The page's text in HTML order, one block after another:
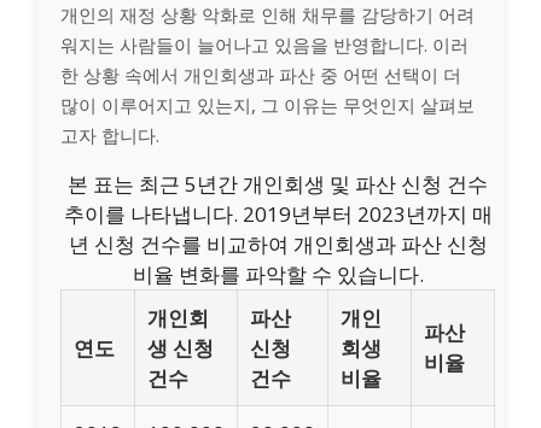
개인의 재정 상황 악화로 인해 채무를 감당하기 어려
워지는 사람들이 늘어나고 있음을 반영합니다. 이러
한 상황 속에서 개인회생과 파산 중 어떤 선택이 더
많이 이루어지고 있는지, 그 이유는 무엇인지 살펴보
고자 합니다.
본 표는 최근 5년간 개인회생 및 파산 신청 건수
추이를 나타냅니다. 2019년부터 2023년까지 매
년 신청 건수를 비교하여 개인회생과 파산 신청
비율 변화를 파악할 수 있습니다.
연도
개인회
생 신청
건수
파산
신청
건수
개인
회생
비율
파산
비율